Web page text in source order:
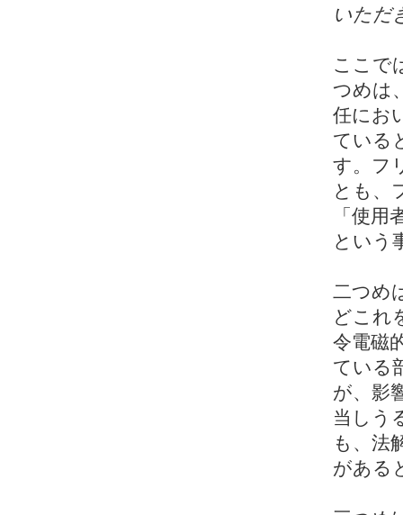
いただ
ここで
つめは
任にお
ている
す。フ
とも、
「使
という
二つめ
どこれ
令電磁
ている
が、影
当しう
も、法
がある